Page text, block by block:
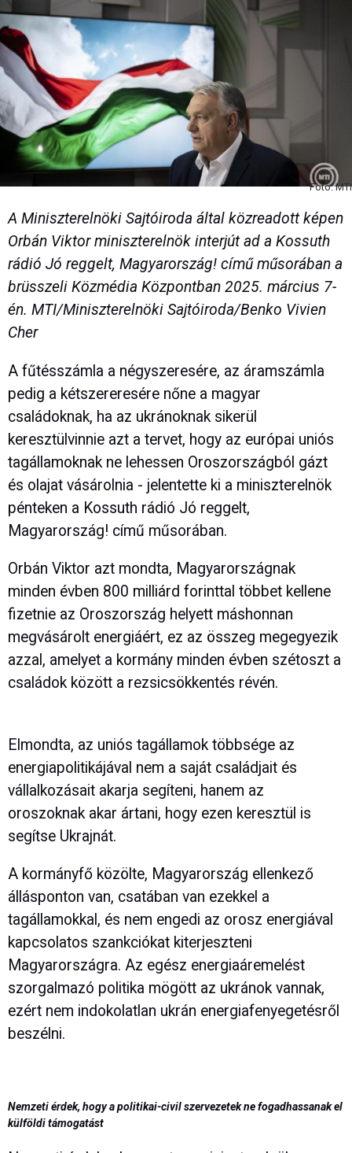
Fotó: MTI
A Miniszterelnöki Sajtóiroda által közreadott képen
Orbán Viktor miniszterelnök interjút ad a Kossuth
rádió Jó reggelt, Magyarország! című műsorában a
brüsszeli Közmédia Központban 2025. március 7-
én. MTI/Miniszterelnöki Sajtóiroda/Benko Vivien
Cher
A fűtésszámla a négyszeresére, az áramszámla
pedig a kétszereresére nőne a magyar
családoknak, ha az ukránoknak sikerül
keresztülvinnie azt a tervet, hogy az európai uniós
tagállamoknak ne lehessen Oroszországból gázt
és olajat vásárolnia - jelentette ki a miniszterelnök
pénteken a Kossuth rádió Jó reggelt,
Magyarország! című műsorában.
Orbán Viktor azt mondta, Magyarországnak
minden évben 800 milliárd forinttal többet kellene
fizetnie az Oroszország helyett máshonnan
megvásárolt energiáért, ez az összeg megegyezik
azzal, amelyet a kormány minden évben szétoszt a
családok között a rezsicsökkentés révén.
Elmondta, az uniós tagállamok többsége az
energiapolitikájával nem a saját családjait és
vállalkozásait akarja segíteni, hanem az
oroszoknak akar ártani, hogy ezen keresztül is
segítse Ukrajnát.
A kormányfő közölte, Magyarország ellenkező
állásponton van, csatában van ezekkel a
tagállamokkal, és nem engedi az orosz energiával
kapcsolatos szankciókat kiterjeszteni
Magyarországra. Az egész energiaáremelést
szorgalmazó politika mögött az ukránok vannak,
ezért nem indokolatlan ukrán energiafenyegetésről
beszélni.
Nemzeti érdek, hogy a politikai-civil szervezetek ne fogadhassanak el
külföldi támogatást